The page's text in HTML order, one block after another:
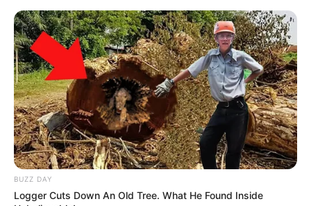
BUZZ DAY
Logger Cuts Down An Old Tree. What He Found Inside